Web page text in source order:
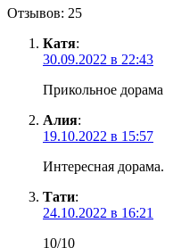
Отзывов: 25
Катя:
30.09.2022 в 22:43
Прикольное дорама
Алия:
19.10.2022 в 15:57
Интересная дорама.
Тати:
24.10.2022 в 16:21
10/10